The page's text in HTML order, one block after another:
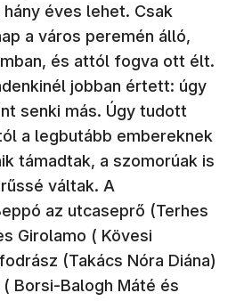
éves lehet. Csak
a város peremén álló,
és attól fogva ott élt.
jobban értett: úgy
senki más. Úgy tudott
a legbutább embereknek
támadtak, a szomorúak is
váltak. A
az utcaseprő (Terhes
Girolamo ( Kövesi
(Takács Nóra Diána)
Borsi-Balogh Máté és